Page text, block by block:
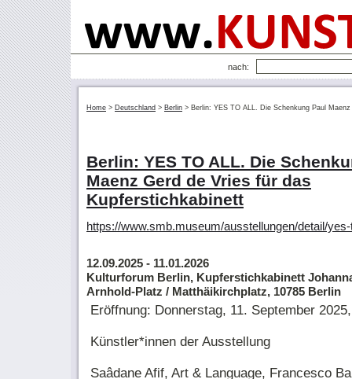
nach:
Home > Deutschland > Berlin > Berlin: YES TO ALL. Die Schenkung Paul
Berlin: YES TO ALL. Die
Maenz Gerd de Vries für das
Kupferstichkabinett
https://www.smb.museum/ausstellungen/detail/
12.09.2025 - 11.01.2026
Kulturforum Berlin, Kupferstichkabinett
Arnhold-Platz / Matthäikirchplatz, 10785 Berlin
Eröffnung: Donnerstag, 11. September
Künstler*innen der Ausstellung
Saâdane Afif, Art & Language, Francesco